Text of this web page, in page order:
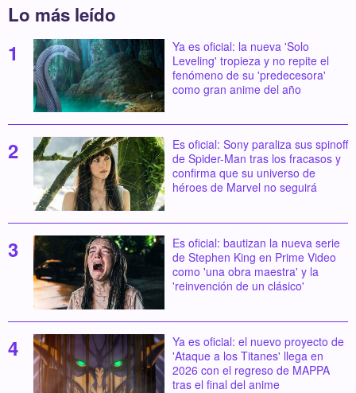
Lo más leído
Ya es oficial: la nueva 'Solo
Leveling' tropieza y no repite el
fenómeno de su 'predecesora'
como gran anime del año
Es oficial: Sony paraliza sus spinoff
de Spider-Man tras los fracasos y
confirma que su universo de
héroes de Marvel no seguirá
Es oficial: bautizan la nueva serie
de Stephen King en Prime Video
como 'una obra maestra' y la
'reinvención de un clásico'
Ya es oficial: el nuevo proyecto de
'Ataque a los Titanes' llega en
2026 con el regreso de MAPPA
tras el final del anime